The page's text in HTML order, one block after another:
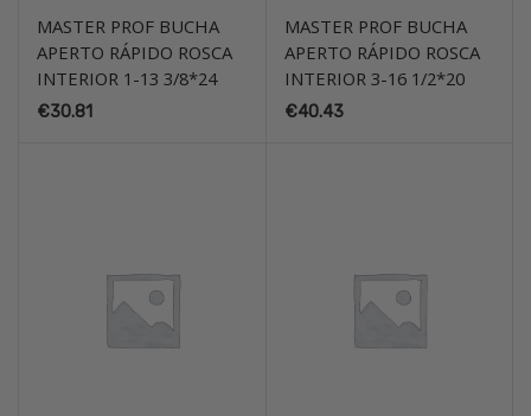
MASTER PROF BUCHA
APERTO RÁPIDO ROSCA
INTERIOR 1-13 3/8*24
€30.81
MASTER PROF BUCHA
APERTO RÁPIDO ROSCA
INTERIOR 3-16 1/2*20
€40.43